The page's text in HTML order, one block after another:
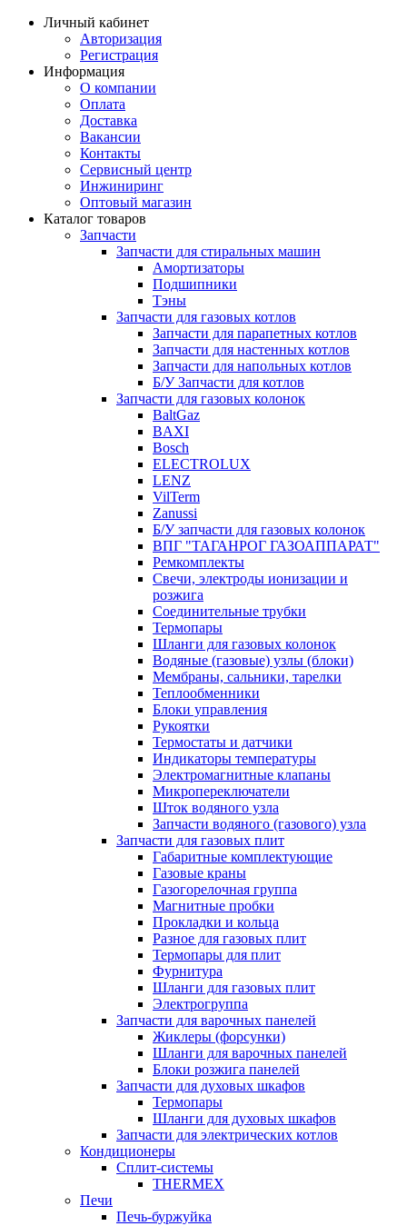
Личный кабинет
Авторизация
Регистрация
Информация
О компании
Оплата
Доставка
Вакансии
Контакты
Сервисный центр
Инжиниринг
Оптовый магазин
Каталог товаров
Запчасти
Запчасти для стиральных машин
Амортизаторы
Подшипники
Тэны
Запчасти для газовых котлов
Запчасти для парапетных котлов
Запчасти для настенных котлов
Запчасти для напольных котлов
Б/У Запчасти для котлов
Запчасти для газовых колонок
BaltGaz
BAXI
Bosch
ELECTROLUX
LENZ
VilTerm
Zanussi
Б/У запчасти для газовых колонок
ВПГ "ТАГАНРОГ ГАЗОАППАРАТ"
Ремкомплекты
Свечи, электроды ионизации и
розжига
Соединительные трубки
Термопары
Шланги для газовых колонок
Водяные (газовые) узлы (блоки)
Мембраны, сальники, тарелки
Теплообменники
Блоки управления
Рукоятки
Термостаты и датчики
Индикаторы температуры
Электромагнитные клапаны
Микропереключатели
Шток водяного узла
Запчасти водяного (газового) узла
Запчасти для газовых плит
Габаритные комплектующие
Газовые краны
Газогорелочная группа
Магнитные пробки
Прокладки и кольца
Разное для газовых плит
Термопары для плит
Фурнитура
Шланги для газовых плит
Электрогруппа
Запчасти для варочных панелей
Жиклеры (форсунки)
Шланги для варочных панелей
Блоки розжига панелей
Запчасти для духовых шкафов
Термопары
Шланги для духовых шкафов
Запчасти для электрических котлов
Кондиционеры
Сплит-системы
THERMEX
Печи
Печь-буржуйка